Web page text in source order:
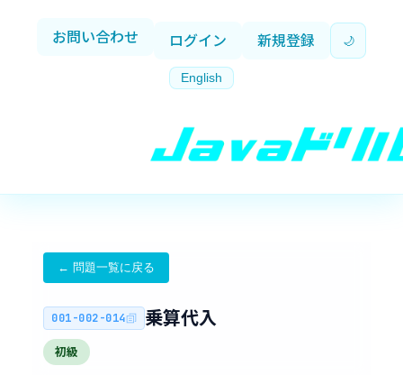
お問い合わせ ログイン 新規登録 🌙
English
← 問題一覧に戻る
001-002-014 乗算代入
初級